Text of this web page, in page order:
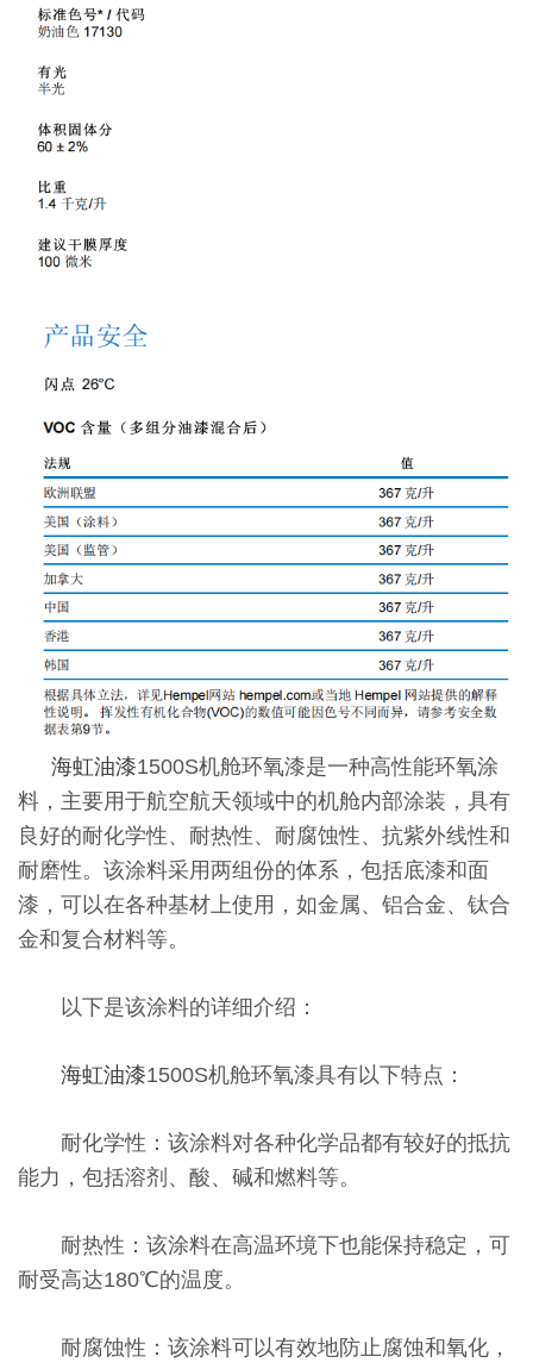
海虹油漆1500S机舱环氧漆是一种高性能环氧涂
料，主要用于航空航天领域中的机舱内部涂装，具有
良好的耐化学性、耐热性、耐腐蚀性、抗紫外线性和
耐磨性。该涂料采用两组份的体系，包括底漆和面
漆，可以在各种基材上使用，如金属、铝合金、钛合
金和复合材料等。
以下是该涂料的详细介绍：
海虹油漆1500S机舱环氧漆具有以下特点：
耐化学性：该涂料对各种化学品都有较好的抵抗
能力，包括溶剂、酸、碱和燃料等。
耐热性：该涂料在高温环境下也能保持稳定，可
耐受高达180℃的温度。
耐腐蚀性：该涂料可以有效地防止腐蚀和氧化，